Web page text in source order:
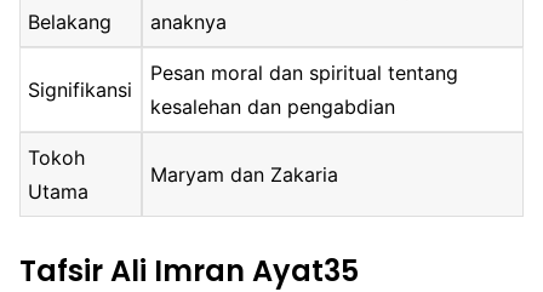
Belakang
anaknya
Signifikansi
Pesan moral dan spiritual tentang
kesalehan dan pengabdian
Tokoh
Utama
Maryam dan Zakaria
Tafsir Ali Imran Ayat35